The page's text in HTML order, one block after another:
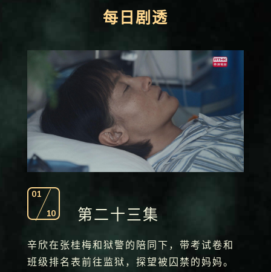
每日剧透
01
10
第二十三集
辛欣在张桂梅和狱警的陪同下，带考试卷和
班级排名表前往监狱，探望被囚禁的妈妈。